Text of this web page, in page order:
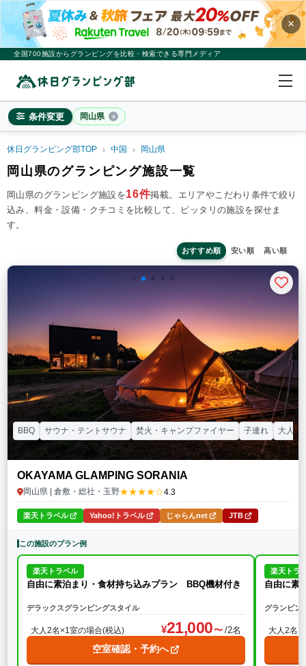
×
全国700施設からグランピングを比較・検索できる専門メディア
条件変更 岡山県
2 × 1 室
料金目安 ※4名利用時の1名最安値
ペット連れ
サウナ・テントサウナ 焚火・キャンプファイヤー
温泉 プール 海水浴 ドッグラン 駅から徒歩15分以内
駅から送迎あり
条件をクリア この条件で再検索
休日グランピング部TOP 中国 岡山県
岡山県のグランピング施設一覧
岡山県のグランピング施設を16件掲載。 エリアやこだわり条件で絞り
込み、料金・設備・クチコミを比較して、ピッタリの施設を探せま
す。
おすすめ順 安い順 高い順
OKAYAMA GLAMPING SORANIA
岡山県 | 倉敷・総社・玉野★★★★☆4.3
BBQ サウナ・テントサウナ 焚火・キャンプファイヤー 子連れ 大人数
楽天トラベル Yahoo!トラベル じゃらんnet JTB
この施設のプラン例
楽天トラベル
自由に素泊まり・食材持ち込みプラン BBQ機材付き
デラックスグランピングスタイル
大人2名×1室の場合(税込) 21,000 /2名
空室確認・予約へ
楽天トラ
自由に素
グランピン
大人2名